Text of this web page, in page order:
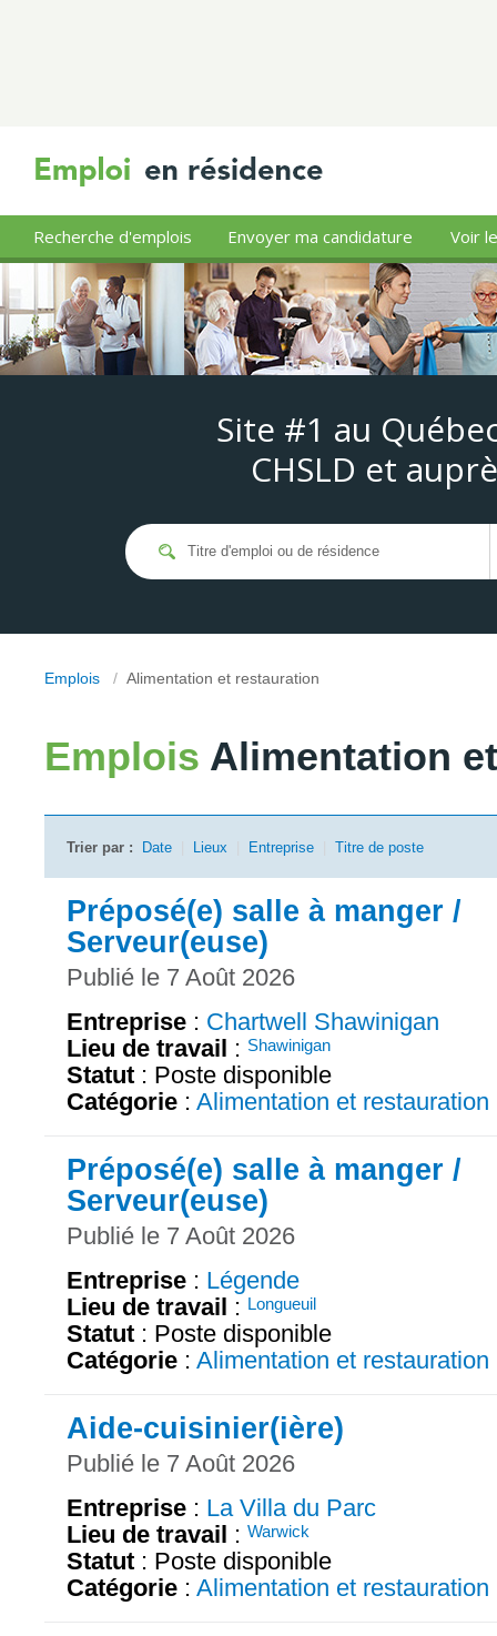
Recherche d'emplois Envoyer ma candidature Voir
Site #1 au
CHSLD et
Emplois / Alimentation et restauration
Emplois Alimentation
Trier par : Date Lieux Entreprise Titre de poste
Préposé(e) salle à manger /
Serveur(euse)
Publié le 7 Août 2026
Entreprise : Chartwell Shawinigan
Lieu de travail : Shawinigan
Statut : Poste disponible
Catégorie : Alimentation et restauration
Préposé(e) salle à manger /
Serveur(euse)
Publié le 7 Août 2026
Entreprise : Légende
Lieu de travail : Longueuil
Statut : Poste disponible
Catégorie : Alimentation et restauration
Aide-cuisinier(ière)
Publié le 7 Août 2026
Entreprise : La Villa du Parc
Lieu de travail : Warwick
Statut : Poste disponible
Catégorie : Alimentation et restauration